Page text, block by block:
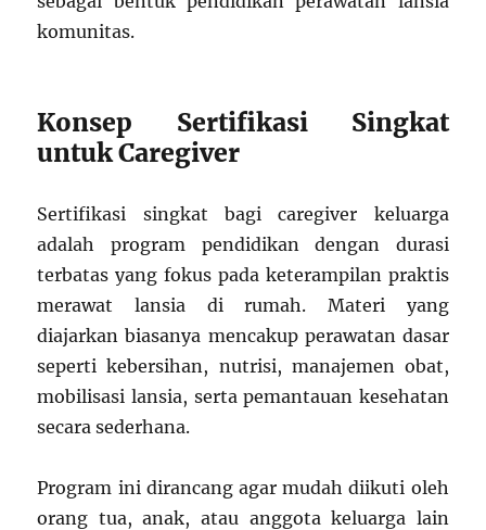
komunitas.
Konsep Sertifikasi Singkat
untuk Caregiver
Sertifikasi singkat bagi caregiver keluarga
adalah program pendidikan dengan durasi
terbatas yang fokus pada keterampilan praktis
merawat lansia di rumah. Materi yang
diajarkan biasanya mencakup perawatan dasar
seperti kebersihan, nutrisi, manajemen obat,
mobilisasi lansia, serta pemantauan kesehatan
secara sederhana.
Program ini dirancang agar mudah diikuti oleh
orang tua, anak, atau anggota keluarga lain